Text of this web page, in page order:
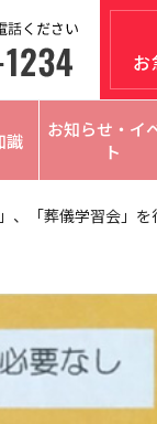
お
識
お知らせ・イ
ト
、「葬儀学習会」を